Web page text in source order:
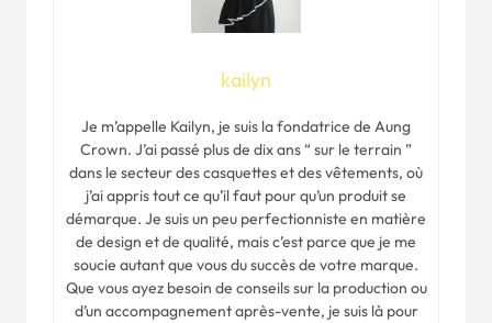
kailyn
Je m’appelle Kailyn, je suis la fondatrice de Aung
Crown. J’ai passé plus de dix ans “ sur le terrain ”
dans le secteur des casquettes et des vêtements, où
j’ai appris tout ce qu’il faut pour qu’un produit se
démarque. Je suis un peu perfectionniste en matière
de design et de qualité, mais c’est parce que je me
soucie autant que vous du succès de votre marque.
Que vous ayez besoin de conseils sur la production ou
d’un accompagnement après-vente, je suis là pour